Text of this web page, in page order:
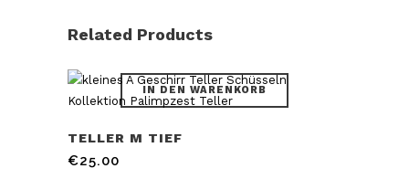
Related Products
IN DEN WARENKORB
TELLER M TIEF
€25.00